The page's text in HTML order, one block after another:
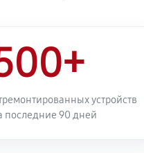
устройств
последние 90 дней